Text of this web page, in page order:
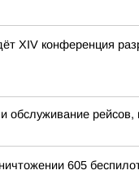
XIV конференция
обслуживание
605